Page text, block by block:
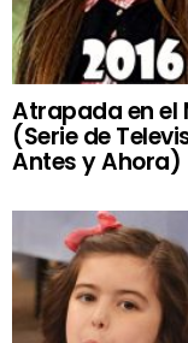
Atrapada en el
(Serie de
Antes y Ahora)